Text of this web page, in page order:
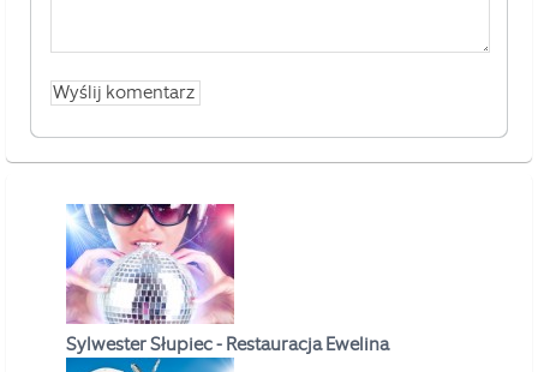
Sylwester Słupiec - Restauracja Ewelina